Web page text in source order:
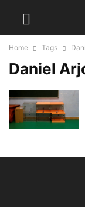
Home Tags
Daniel